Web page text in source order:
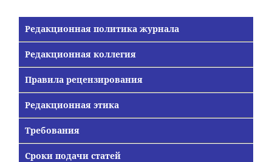
Редакционная политика журнала
Редакционная коллегия
Правила рецензирования
Редакционная этика
Требования
Сроки подачи статей